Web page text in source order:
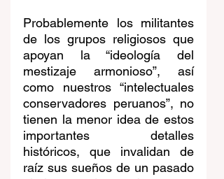
Probablemente los militantes
de los grupos religiosos que
apoyan la “ideología del
mestizaje armonioso”, así
como nuestros “intelectuales
conservadores peruanos”, no
tienen la menor idea de estos
importantes detalles
históricos, que invalidan de
raíz sus sueños de un pasado